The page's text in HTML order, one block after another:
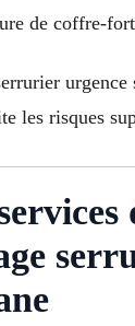
de coffre-
urgence
les risques